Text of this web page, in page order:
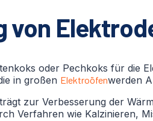
von
oder Pechkoks für die
in großen Elektroöfenwerden
zur Verbesserung der
Verfahren wie Kalzinieren,